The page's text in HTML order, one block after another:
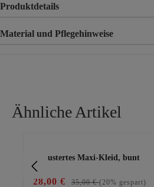
Produktdetails
Material und Pflegehinweise
Ähnliche Artikel
gemustertes Maxi-Kleid, bunt
28,00 € 35,00 €(20% gespart)